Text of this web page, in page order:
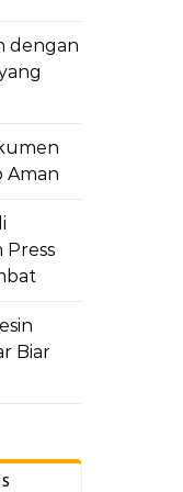
dengan
Aman
Press
Biar